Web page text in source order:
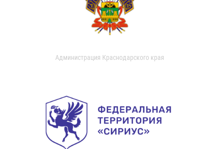
Администрация Краснодарского края